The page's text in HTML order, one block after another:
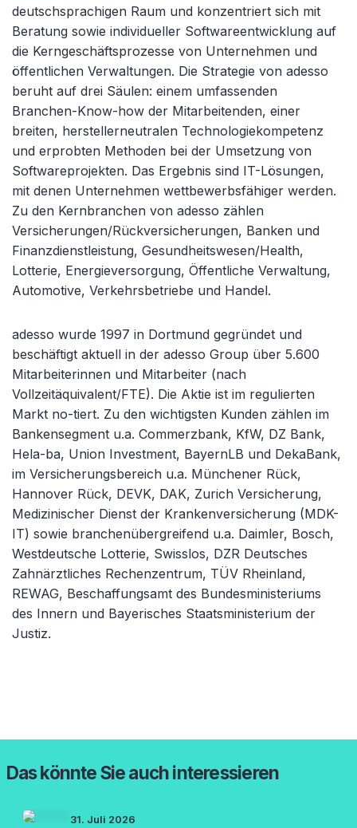
deutschsprachigen Raum und konzentriert sich mit
Beratung sowie individueller Softwareentwicklung auf
die Kerngeschäftsprozesse von Unternehmen und
öffentlichen Verwaltungen. Die Strategie von adesso
beruht auf drei Säulen: einem umfassenden
Branchen-Know-how der Mitarbeitenden, einer
breiten, herstellerneutralen Technologiekompetenz
und erprobten Methoden bei der Umsetzung von
Softwareprojekten. Das Ergebnis sind IT-Lösungen,
mit denen Unternehmen wettbewerbsfähiger werden.
Zu den Kernbranchen von adesso zählen
Versicherungen/Rückversicherungen, Banken und
Finanzdienstleistung, Gesundheitswesen/Health,
Lotterie, Energieversorgung, Öffentliche Verwaltung,
Automotive, Verkehrsbetriebe und Handel.
adesso wurde 1997 in Dortmund gegründet und
beschäftigt aktuell in der adesso Group über 5.600
Mitarbeiterinnen und Mitarbeiter (nach
Vollzeitäquivalent/FTE). Die Aktie ist im regulierten
Markt no-tiert. Zu den wichtigsten Kunden zählen im
Bankensegment u.a. Commerzbank, KfW, DZ Bank,
Hela-ba, Union Investment, BayernLB und DekaBank,
im Versicherungsbereich u.a. Münchener Rück,
Hannover Rück, DEVK, DAK, Zurich Versicherung,
Medizinischer Dienst der Krankenversicherung (MDK-
IT) sowie branchenübergreifend u.a. Daimler, Bosch,
Westdeutsche Lotterie, Swisslos, DZR Deutsches
Zahnärztliches Rechenzentrum, TÜV Rheinland,
REWAG, Beschaffungsamt des Bundesministeriums
des Innern und Bayerisches Staatsministerium der
Justiz.
Das könnte Sie auch interessieren
31. Juli 2026